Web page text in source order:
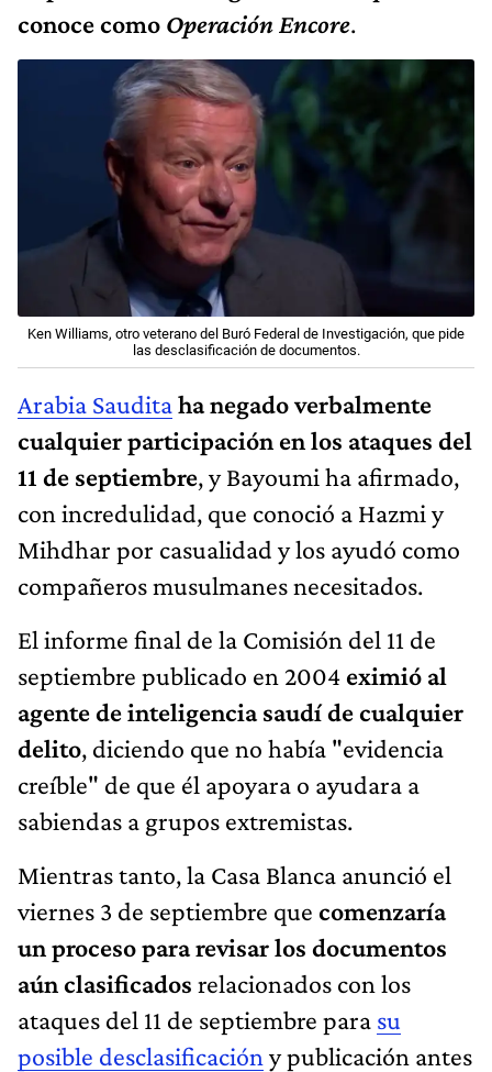
conoce como Operación Encore.
Ken Williams, otro veterano del Buró Federal de Investigación, que pide
las desclasificación de documentos.
Arabia Sauditaha negado verbalmente
cualquier participación en los ataques del
11 de septiembre, y Bayoumi ha afirmado,
con incredulidad, que conoció a Hazmi y
Mihdhar por casualidad y los ayudó como
compañeros musulmanes necesitados.
El informe final de la Comisión del 11 de
septiembre publicado en 2004 eximió al
agente de inteligencia saudí de cualquier
delito, diciendo que no había "evidencia
creíble" de que él apoyara o ayudara a
sabiendas a grupos extremistas.
Mientras tanto, la Casa Blanca anunció el
viernes 3 de septiembre que comenzaría
un proceso para revisar los documentos
aún clasificados relacionados con los
ataques del 11 de septiembre para su
posible desclasificación y publicación antes